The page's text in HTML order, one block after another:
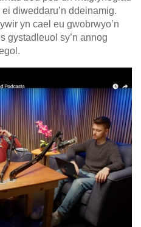
diweddaru’n ddeinamig.
yn cael eu gwobrwyo’n
gystadleuol sy’n annog